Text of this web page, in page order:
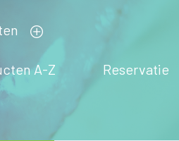
A-Z Reservatie